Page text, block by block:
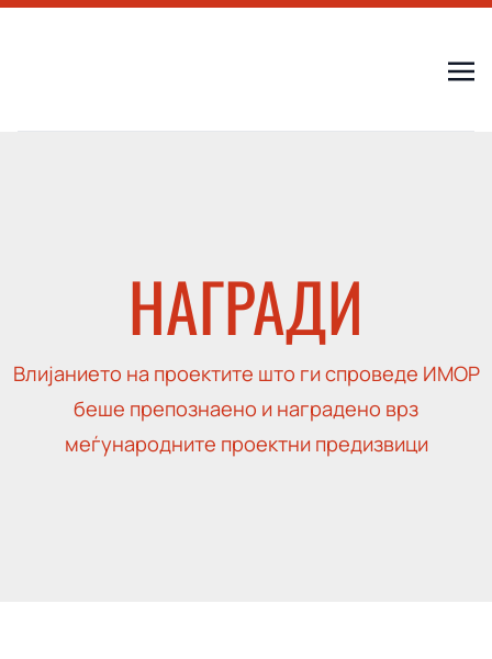
НАГРАДИ
Влијанието на проектите што ги спроведе ИМОР
беше препознаено и наградено врз
меѓународните проектни предизвици